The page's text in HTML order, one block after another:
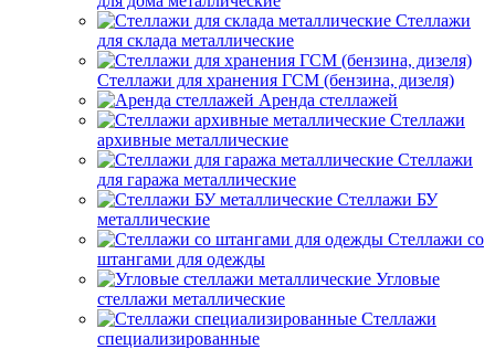
Стеллажи
для склада металлические
Стеллажи для хранения ГСМ (бензина, дизеля)
Аренда стеллажей
Стеллажи
архивные металлические
Стеллажи
для гаража металлические
Стеллажи БУ
металлические
Стеллажи со
штангами для одежды
Угловые
стеллажи металлические
Стеллажи
специализированные